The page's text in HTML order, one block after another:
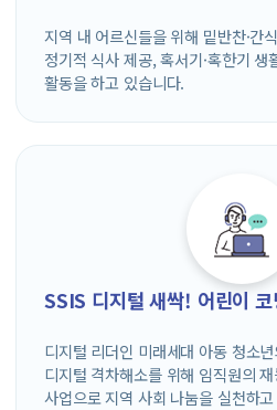
지역 내 어르신들을 위해 밑반찬·간
정기적 식사 제공, 혹서기·혹한기
활동을 하고 있습니다.
SSIS 디지털 새싹! 어린이 코
디지털 리더인 미래세대 아동 청소
디지털 격차해소를 위해 임직원의
사업으로 지역 사회 나눔을 실천하